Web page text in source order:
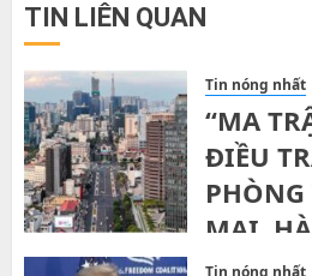
TIN LIÊN QUAN
Tin nóng nhất
“MA
ĐIỀU
MẠI,
TRƯỚC
Tin nóng nhất